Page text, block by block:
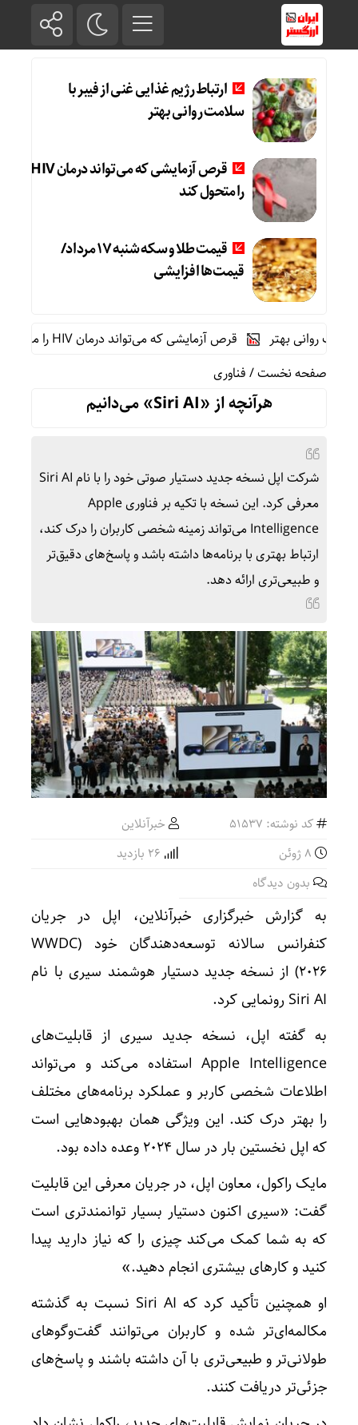
ارتباط رژیم غذایی غنی از فیبر با
سلامت روانی بهتر
قرص آزمایشی که می‌تواند درمان HIV
را متحول کند
قیمت طلا و سکه شنبه 17 مرداد/
قیمت‌ها افزایشی
روانی بهتر
قرص آزمایشی که می‌تواند درمان HIV را متحول کند
صفحه نخست/فناوری
هرآنچه از «Siri AI» می‌دانیم
شرکت اپل نسخه جدید دستیار صوتی خود را با نام Siri AI
معرفی کرد. این نسخه با تکیه بر فناوری Apple
Intelligence می‌تواند زمینه شخصی کاربران را درک کند،
ارتباط بهتری با برنامه‌ها داشته باشد و پاسخ‌های دقیق‌تر
و طبیعی‌تری ارائه دهد.
کد نوشته: 51537
خبرآنلاین
بدون دیدگاه
به گزارش خبرگزاری خبرآنلاین، اپل در جریان
کنفرانس سالانه توسعه‌دهندگان خود (WWDC
2026) از نسخه جدید دستیار هوشمند سیری با نام
Siri AI رونمایی کرد.
به گفته اپل، نسخه جدید سیری از قابلیت‌های
Apple Intelligence استفاده می‌کند و می‌تواند
اطلاعات شخصی کاربر و عملکرد برنامه‌های مختلف
را بهتر درک کند. این ویژگی همان بهبودهایی است
که اپل نخستین بار در سال ۲۰۲۴ وعده داده بود.
مایک راکول، معاون اپل، در جریان معرفی این قابلیت
گفت: «سیری اکنون دستیار بسیار توانمندتری است
که به شما کمک می‌کند چیزی را که نیاز دارید پیدا
کنید و کارهای بیشتری انجام دهید.»
او همچنین تأکید کرد که Siri AI نسبت به گذشته
مکالمه‌ای‌تر شده و کاربران می‌توانند گفت‌وگوهای
طولانی‌تر و طبیعی‌تری با آن داشته باشند و پاسخ‌های
جزئی‌تر دریافت کنند.